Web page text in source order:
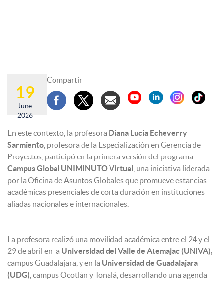
19
June
2026
Compartir
En este contexto, la profesora Diana Lucía Echeverry
Sarmiento , profesora de la Especialización en Gerencia de
Proyectos, participó en la primera versión del programa
Campus Global UNIMINUTO Virtual , una iniciativa liderada
por la Oficina de Asuntos Globales que promueve estancias
académicas presenciales de corta duración en instituciones
aliadas nacionales e internacionales.
La profesora realizó una movilidad académica entre el 24 y el
29 de abril en la Universidad del Valle de Atemajac (UNIVA),
campus Guadalajara, y en la Universidad de Guadalajara
(UDG) , campus Ocotlán y Tonalá, desarrollando una agenda